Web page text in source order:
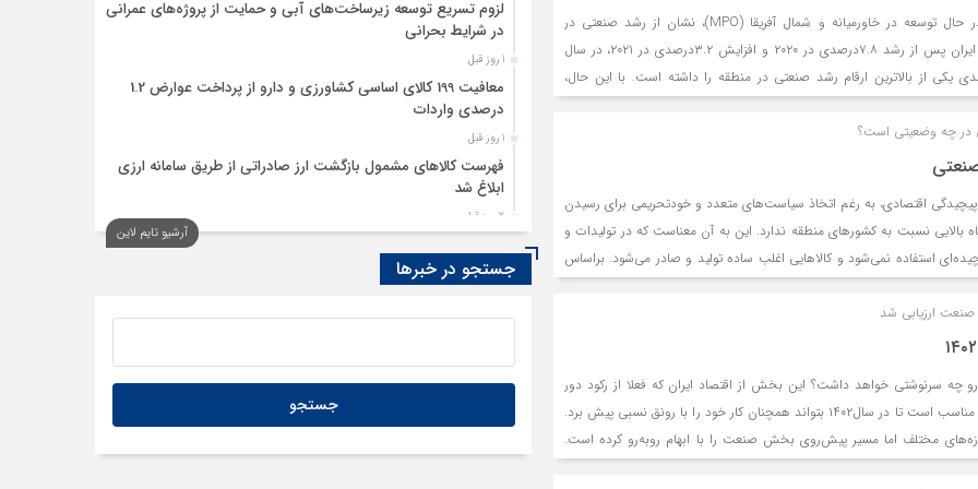
در جهت‌‌‌ توانمندسازی‌‌‌ و ایجاد قابلیت‌‌‌های‌‌‌ رقابتی‌‌‌ و فناوری‌‌‌ صنایع‌‌‌ مذکور
سبب‌‌‌ کاهش‌‌‌ انگیزه رشد و نوآوری‌‌‌ در این‌‌‌ صنایع‌‌‌ شده است‌‌‌. دخالت‌‌‌ دولت‌‌‌ در
دولت‌‌‌ و... همچنین باعث شده‌‌‌ است تا تاثیر حمایت‌‌‌های‌‌‌ دولتی‌‌‌ از صنایع‌‌‌
بررسی صنعت ۱۷ کشور در حال توسعه در خاورمیانه و شمال آفریقا (MPO)، نشان از رشد صنعتی در
سه‌سال اخیر دارد. صنعت ایران پس از رشد ۷.۸درصدی در ۲۰۲۰ و افزایش ۳.۲‌درصدی در ۲۰۲۱، در سال
نرخ رشد ۷.۴‌درصدی یکی از بالاترین ارقام رشد صنعتی در منطقه را داشته است. با این حال،
پیش‌بینی می‌شود این رشد برای سال‌های ۲۰۲۳ تا ۲۰۲۵ به تدریج کاهش یابد که نشان از چالش‌‌‌های
در چه وضعیتی است؟
اقتصادی، به ‏‏‌رغم اتخاذ سیاست‏‏‌های متعدد و خودتحریمی برای رسیدن
بالایی نسبت به کشورهای منطقه ندارد. این به آن معناست که در تولیدات و
استفاده نمی‌شود و کالاهایی اغلب ساده تولید و صادر می‌شود. براساس
آمارهای منتشرشده از سوی مرکز توسعه دانشگاه هاروارد در سال ۲۰۲۱، ایران در شاخص پیچیدگی اقتصادی،
۷۳ را از میان ۱۳۳کشور جهان به خود اختصاص داده که بیانگر این است که کالای ایرانی از لحاظ
بالایی قرار ندارد. اما اگر بخواهیم دقیق‏‏‌تر به اوضاع کیفیت صنعت و
ارزیابی شد
سرنوشتی خواهد داشت؟ این بخش از اقتصاد ایران که فعلا از رکود دور
مانده، نیازمند اتخاذ تدابیر مناسب است تا در سال۱۴۰۲ بتواند همچنان کار خود را با رونق نسبی پیش برد.
مختلف اما مسیر پیش‌روی بخش صنعت را با ابهام روبه‌رو کرده است.
بیشترین تاثیر بر بخش تولید از مسیر سیاست‌هایی نظیر سیاست پولی، مالی و
لزوم تسریع توسعه زیرساخت‌های آبی و حمایت از پروژه‌های عمرانی
در شرایط بحرانی
1 روز قبل
معافیت 199 کالای اساسی کشاورزی و دارو از پرداخت عوارض 1.2
درصدی واردات
1 روز قبل
فهرست کالاهای مشمول بازگشت ارز صادراتی از طریق سامانه ارزی
ابلاغ شد
2 روز قبل
در عصر عدم‌قطعیت، مزیت رقابتی بنگاه‌ها، تاب‌آوری است
2 روز قبل
صدور مجوز شرکت‌های حمل‌ونقل درون‌شهری
آرشیو تایم لاین
جستجو در خبرها